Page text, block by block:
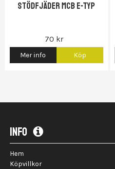
Stödfjäder MCB E-typ
70 kr
Mer info Köp
INFO
Hem
Köpvillkor